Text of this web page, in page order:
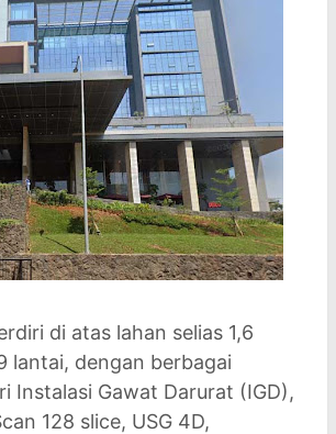
di atas lahan selias 1,6
lantai, dengan berbagai
Instalasi Gawat Darurat (IGD),
128 slice, USG 4D,